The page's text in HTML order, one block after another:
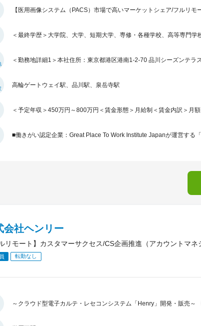
【医用画像システム（PACS）市場で高いマーケットシェア/フルリ
＜最終学歴＞大学院、大学、短期大学、専修・各種学校、高等専門学
＜勤務地詳細1＞本社住所：東京都港区港南1-2-70 品川シーズンテラ
高輪ゲートウェイ駅、品川駅、泉岳寺駅
＜予定年収＞450万円～800万円＜賃金形態＞月給制＜賃金内訳＞月
■働きがい認定企業：Great Place To Work Institute Japanが運営する
会社ヘンリー
ルリモート】カスタマーサクセス/CS企画推進（アカウントマ
転勤なし
～クラウド型電子カルテ・レセコンシステム「Henry」開発・販売～